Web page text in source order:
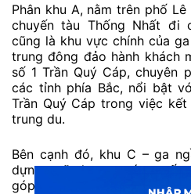
Phân khu A, nằm trên phố
chuyến tàu Thống Nhất đi
cũng là khu vực chính của
trung đông đảo hành khách
số 1 Trần Quý Cáp, chuyên
các tỉnh phía Bắc, nổi bật
Trần Quý Cáp trong việc
trung du.
Bên cạnh đó, khu C – ga
dựng – sẽ phục vụ các tuyến
góp phần hoàn thiện mạng